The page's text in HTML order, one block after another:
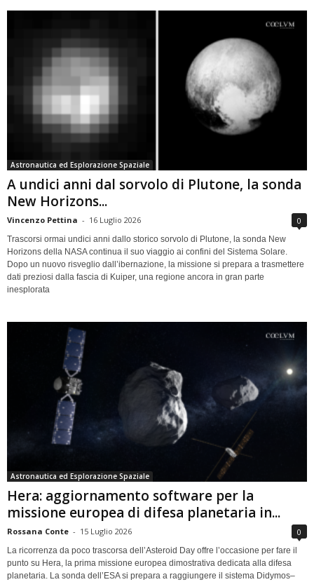
Astronautica ed Esplorazione Spaziale
A undici anni dal sorvolo di Plutone, la sonda
New Horizons...
Vincenzo Pettina - 16 Luglio 2026 0
Trascorsi ormai undici anni dallo storico sorvolo di Plutone, la sonda New
Horizons della NASA continua il suo viaggio ai confini del Sistema Solare.
Dopo un nuovo risveglio dall’ibernazione, la missione si prepara a trasmettere
dati preziosi dalla fascia di Kuiper, una regione ancora in gran parte
inesplorata
Astronautica ed Esplorazione Spaziale
Hera: aggiornamento software per la
missione europea di difesa planetaria in...
Rossana Conte - 15 Luglio 2026 0
La ricorrenza da poco trascorsa dell’Asteroid Day offre l’occasione per fare il
punto su Hera, la prima missione europea dimostrativa dedicata alla difesa
planetaria. La sonda dell’ESA si prepara a raggiungere il sistema Didymos–